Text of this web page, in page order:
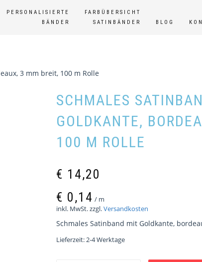
PERSONALISIERTE
BÄNDER
FARBÜBERSICHT
SATINBÄNDER
BLOG
3 mm breit, 100 m Rolle
SCHMALES
GOLDKANTE,
100 M ROLLE
€ 14,20
€ 0,14 / m
inkl. MwSt.zzgl.Versandkosten
Schmales Satinband mit Goldkante,
Lieferzeit:2-4 Werktage